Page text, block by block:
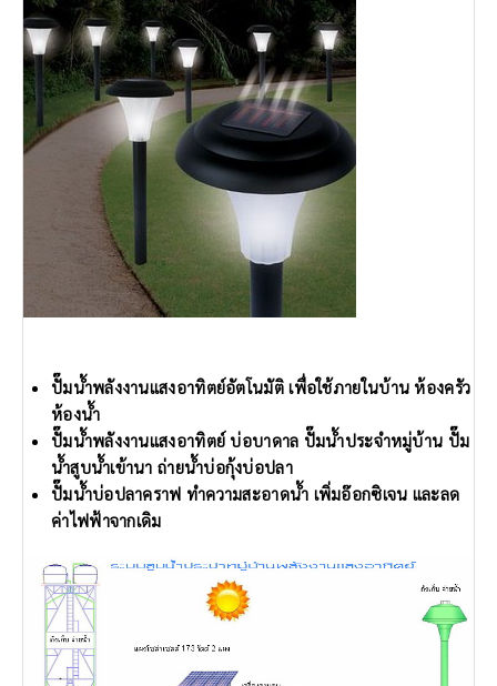
ปั๊มน้ำพลังงานแสงอาทิตย์อัตโนมัติ เพื่อใช้ภายในบ้าน ห้องครัว
ห้องน้ำ
ปั๊มน้ำพลังงานแสงอาทิตย์ บ่อบาดาล ปั๊มน้ำประจำหมู่บ้าน ปั๊ม
น้ำสูบน้ำเข้านา ถ่ายน้ำบ่อกุ้งบ่อปลา
ปั๊มน้ำบ่อปลาคราฟ ทำความสะอาดน้ำ เพิ่มอ๊อกซิเจน และลด
ค่าไฟฟ้าจากเดิม